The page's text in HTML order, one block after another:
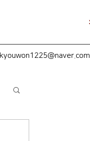
kyouwon1225@naver.com